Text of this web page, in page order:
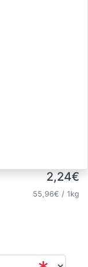
2,24€
55,96€ / 1kg